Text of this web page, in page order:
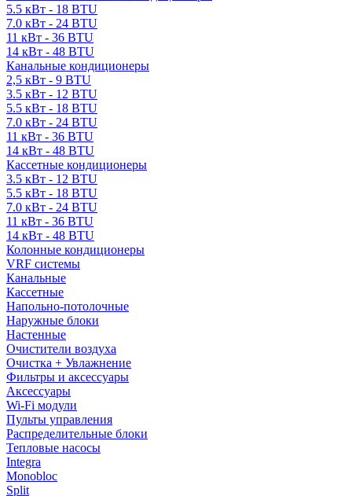
5.5 кВт - 18 BTU
7.0 кВт - 24 BTU
11 кВт - 36 BTU
14 кВт - 48 BTU
Канальные кондиционеры
2,5 кВт - 9 BTU
3.5 кВт - 12 BTU
5.5 кВт - 18 BTU
7.0 кВт - 24 BTU
11 кВт - 36 BTU
14 кВт - 48 BTU
Кассетные кондиционеры
3.5 кВт - 12 BTU
5.5 кВт - 18 BTU
7.0 кВт - 24 BTU
11 кВт - 36 BTU
14 кВт - 48 BTU
Колонные кондиционеры
VRF системы
Канальные
Кассетные
Напольно-потолочные
Наружные блоки
Настенные
Очистители воздуха
Очистка + Увлажнение
Фильтры и аксессуары
Аксессуары
Wi-Fi модули
Пульты управления
Распределительные блоки
Тепловые насосы
Integra
Monobloc
Split